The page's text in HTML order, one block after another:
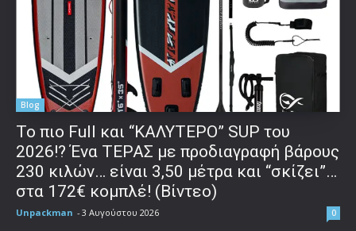
Blog
To πιο Full και “ΚΑΛΥΤΕΡΟ” SUP του
2026!? Ένα ΤΕΡΑΣ με προδιαγραφή βάρους
230 κιλών… είναι 3,50 μέτρα και “σκίζει”…
στα 172€ κομπλέ! (Βίντεο)
Unpackman - 3 Αυγούστου 2026 0